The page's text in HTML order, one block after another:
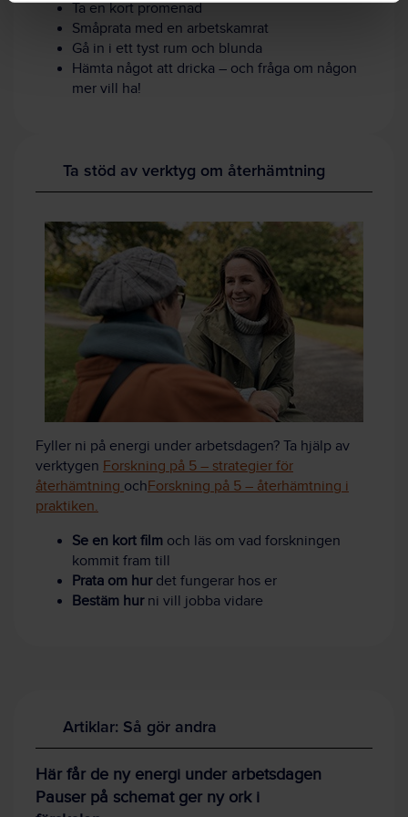
Ta en kort promenad
Småprata med en arbetskamrat
Gå in i ett tyst rum och blunda
Hämta något att dricka – och fråga om någon
mer vill ha!
Ta stöd av verktyg om återhämtning
Fyller ni på energi under arbetsdagen? Ta hjälp av
verktygen Forskning på 5 – strategier för
återhämtning ochForskning på 5 – återhämtning i
praktiken.
Se en kort film och läs om vad forskningen
kommit fram till
Prata om hur det fungerar hos er
Bestäm hur ni vill jobba vidare
Artiklar: Så gör andra
Här får de ny energi under arbetsdagen
Pauser på schemat ger ny ork i